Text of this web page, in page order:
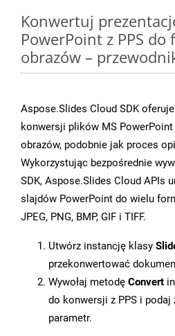
Konwertuj
PowerPoint z PPS
obrazów –
Aspose.Slides Cloud SDK
konwersji plików MS
obrazów, podobnie jak proces
Wykorzystując bezpośrednie
SDK, Aspose.Slides Cloud APIs
slajdów PowerPoint do wielu
JPEG, PNG, BMP, GIF i TIFF.
Utwórz instancję klasy
przekonwertować
Wywołaj metodę Convert
do konwersji z PPS i
parametr.